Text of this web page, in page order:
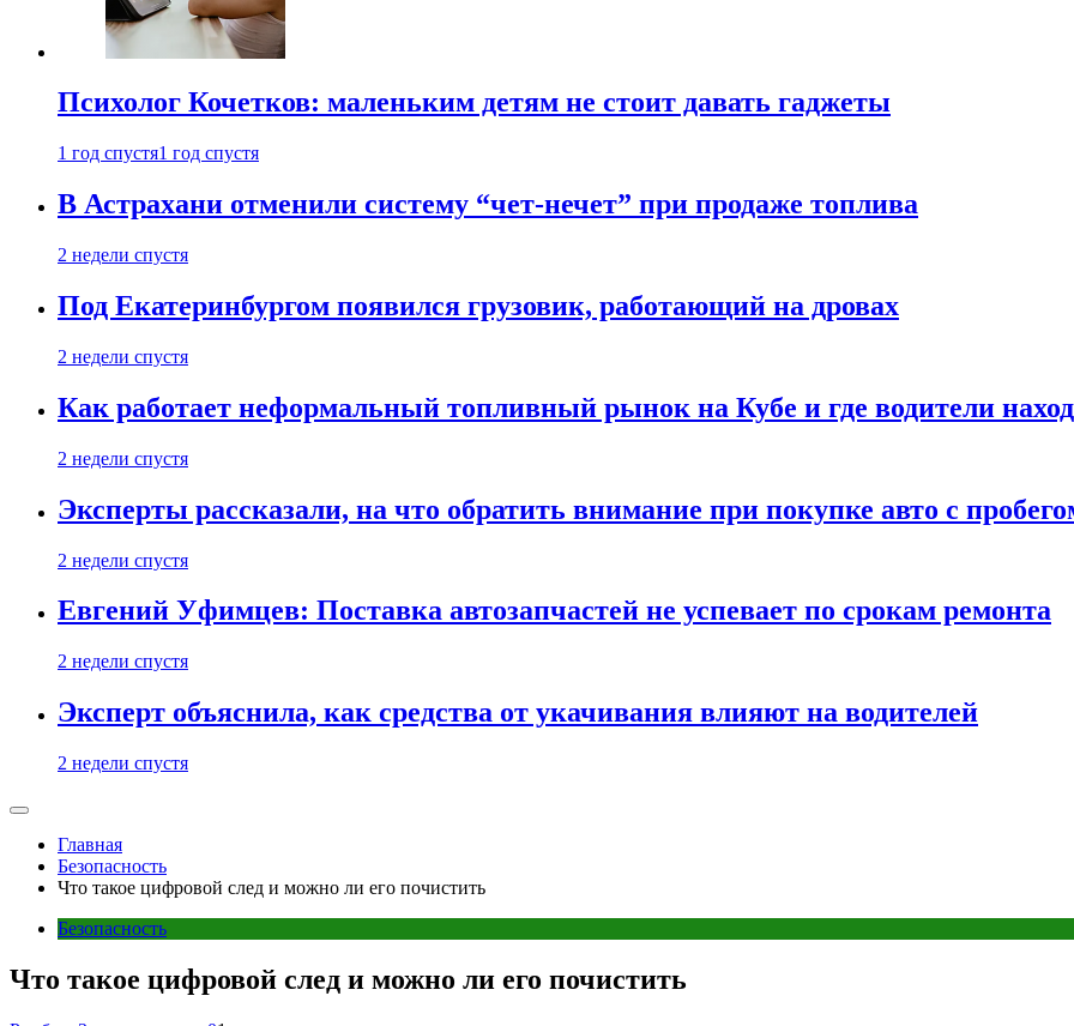
Психолог Кочетков: маленьким детям не стоит давать гаджеты
1 год спустя1 год спустя
В Астрахани отменили систему “чет-нечет” при продаже топлива
2 недели спустя
Под Екатеринбургом появился грузовик, работающий на дровах
2 недели спустя
Как работает неформальный топливный рынок на Кубе и где водители
2 недели спустя
Эксперты рассказали, на что обратить внимание при покупке авто с
2 недели спустя
Евгений Уфимцев: Поставка автозапчастей не успевает по срокам ремонта
2 недели спустя
Эксперт объяснила, как средства от укачивания влияют на водителей
2 недели спустя
Главная
Безопасность
Что такое цифровой след и можно ли его почистить
Безопасность
Что такое цифровой след и можно ли его почистить